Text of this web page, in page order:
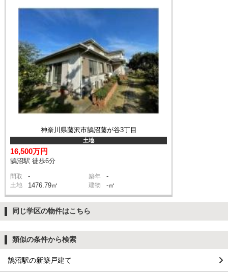
神奈川県藤沢市鵠沼藤が谷3丁目
土地
16,500万円
鵠沼駅 徒歩6分
間取 - 築年 -
土地 1476.79㎡ 建物 -㎡
同じ学区の物件はこちら
類似の条件から検索
鵠沼駅の新築戸建て